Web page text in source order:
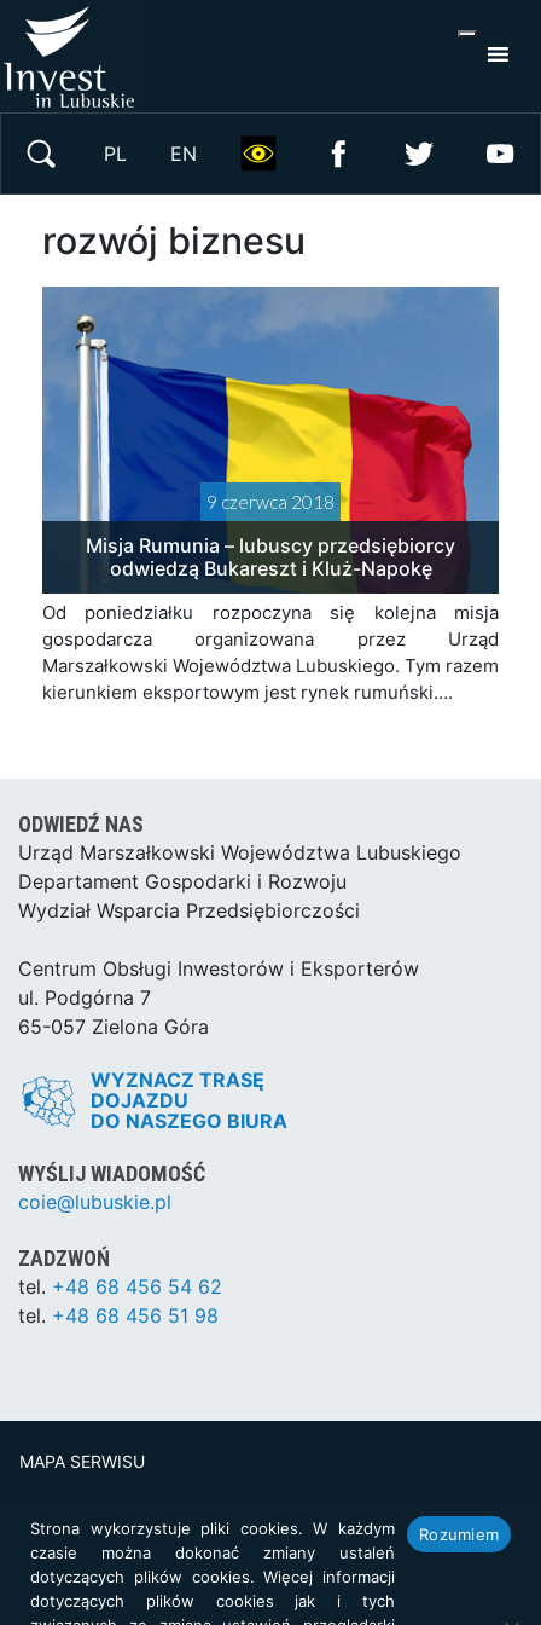
PL EN
rozwój biznesu
9 czerwca 2018
Misja Rumunia – lubuscy przedsiębiorcy
odwiedzą Bukareszt i Kluż-Napokę
Od poniedziałku rozpoczyna się kolejna misja
gospodarcza organizowana przez Urząd
Marszałkowski Województwa Lubuskiego. Tym razem
kierunkiem eksportowym jest rynek rumuński….
ODWIEDŹ NAS
Urząd Marszałkowski Województwa Lubuskiego
Departament Gospodarki i Rozwoju
Wydział Wsparcia Przedsiębiorczości
Centrum Obsługi Inwestorów i Eksporterów
ul. Podgórna 7
65-057 Zielona Góra
WYZNACZ TRASĘ
DOJAZDU
DO NASZEGO BIURA
WYŚLIJ WIADOMOŚĆ
coie@lubuskie.pl
ZADZWOŃ
tel. +48 68 456 54 62
tel. +48 68 456 51 98
MAPA SERWISU
POLITYKA PRYWATNOŚCI
DEKLARACJA DOSTĘPNOŚCI
Wyszukaj w serwisie
Strona wykorzystuje pliki cookies. W każdym
czasie można dokonać zmiany ustaleń
dotyczących plików cookies. Więcej informacji
dotyczących plików cookies jak i tych
Rozumiem